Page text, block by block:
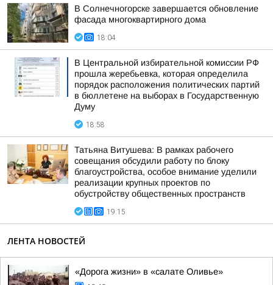
В Солнечногорске завершается обновление
фасада многоквартирного дома
18:04
В Центральной избирательной комиссии РФ
прошла жеребьевка, которая определила
порядок расположения политических партий
в бюллетене на выборах в Государственную
Думу
18:58
Татьяна Витушева: В рамках рабочего
совещания обсудили работу по блоку
благоустройства, особое внимание уделили
реализации крупных проектов по
обустройству общественных пространств
19:15
ЛЕНТА НОВОСТЕЙ
«Дорога жизни» в «салате Оливье»